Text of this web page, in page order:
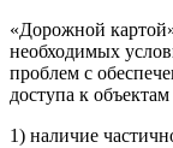
«Дорожной
необходимых
проблем с
доступа к
1) наличие